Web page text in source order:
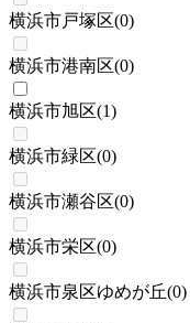
横浜市戸塚区(0)
横浜市港南区(0)
横浜市旭区(1)
横浜市緑区(0)
横浜市瀬谷区(0)
横浜市栄区(0)
横浜市泉区ゆめが丘(0)